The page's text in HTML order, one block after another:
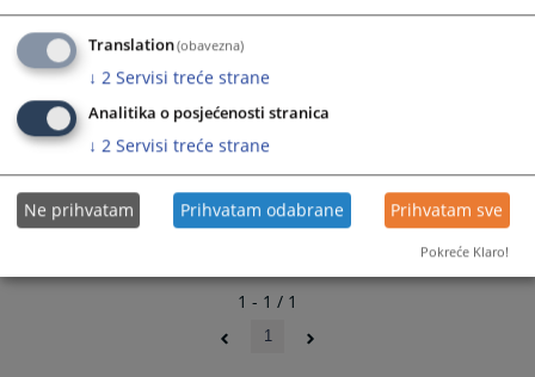
1 - 1 / 1
1
Translation(obavezna)
↓ 2 Servisi treće strane
Analitika o posjećenosti stranica
↓ 2 Servisi treće strane
Ne prihvatam Prihvatam odabrane Prihvatam sve
Pokreće Klaro!